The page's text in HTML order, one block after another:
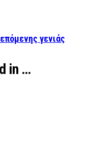
γενιάς
in …